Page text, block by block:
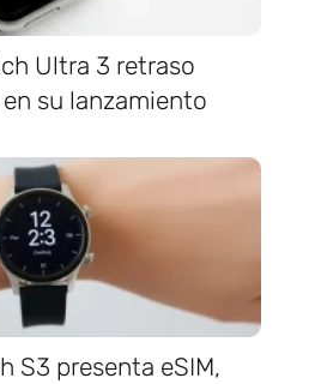
Ultra 3 retraso
su lanzamiento
S3 presenta eSIM,